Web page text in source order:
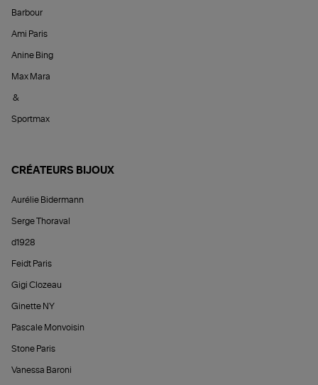
Barbour
Ami Paris
Anine Bing
Max Mara
&
Sportmax
CRÉATEURS BIJOUX
Aurélie Bidermann
Serge Thoraval
d1928
Feidt Paris
Gigi Clozeau
Ginette NY
Pascale Monvoisin
Stone Paris
Vanessa Baroni